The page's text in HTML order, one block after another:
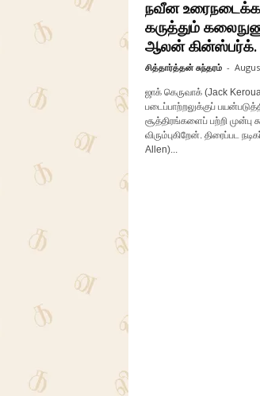
நவீன
கருத்தும்
ஆலன் கின்ஸ்பர்க்.
சித்தார்த்தன் சுந்தரம் -
ஜாக் கெருவாக் (Jack
படைப்பாற்றலுக்குப்
சூத்திரங்களைப் பற்றி முன்பு
விரும்புகிறேன். திரைப்பட
Allen)...